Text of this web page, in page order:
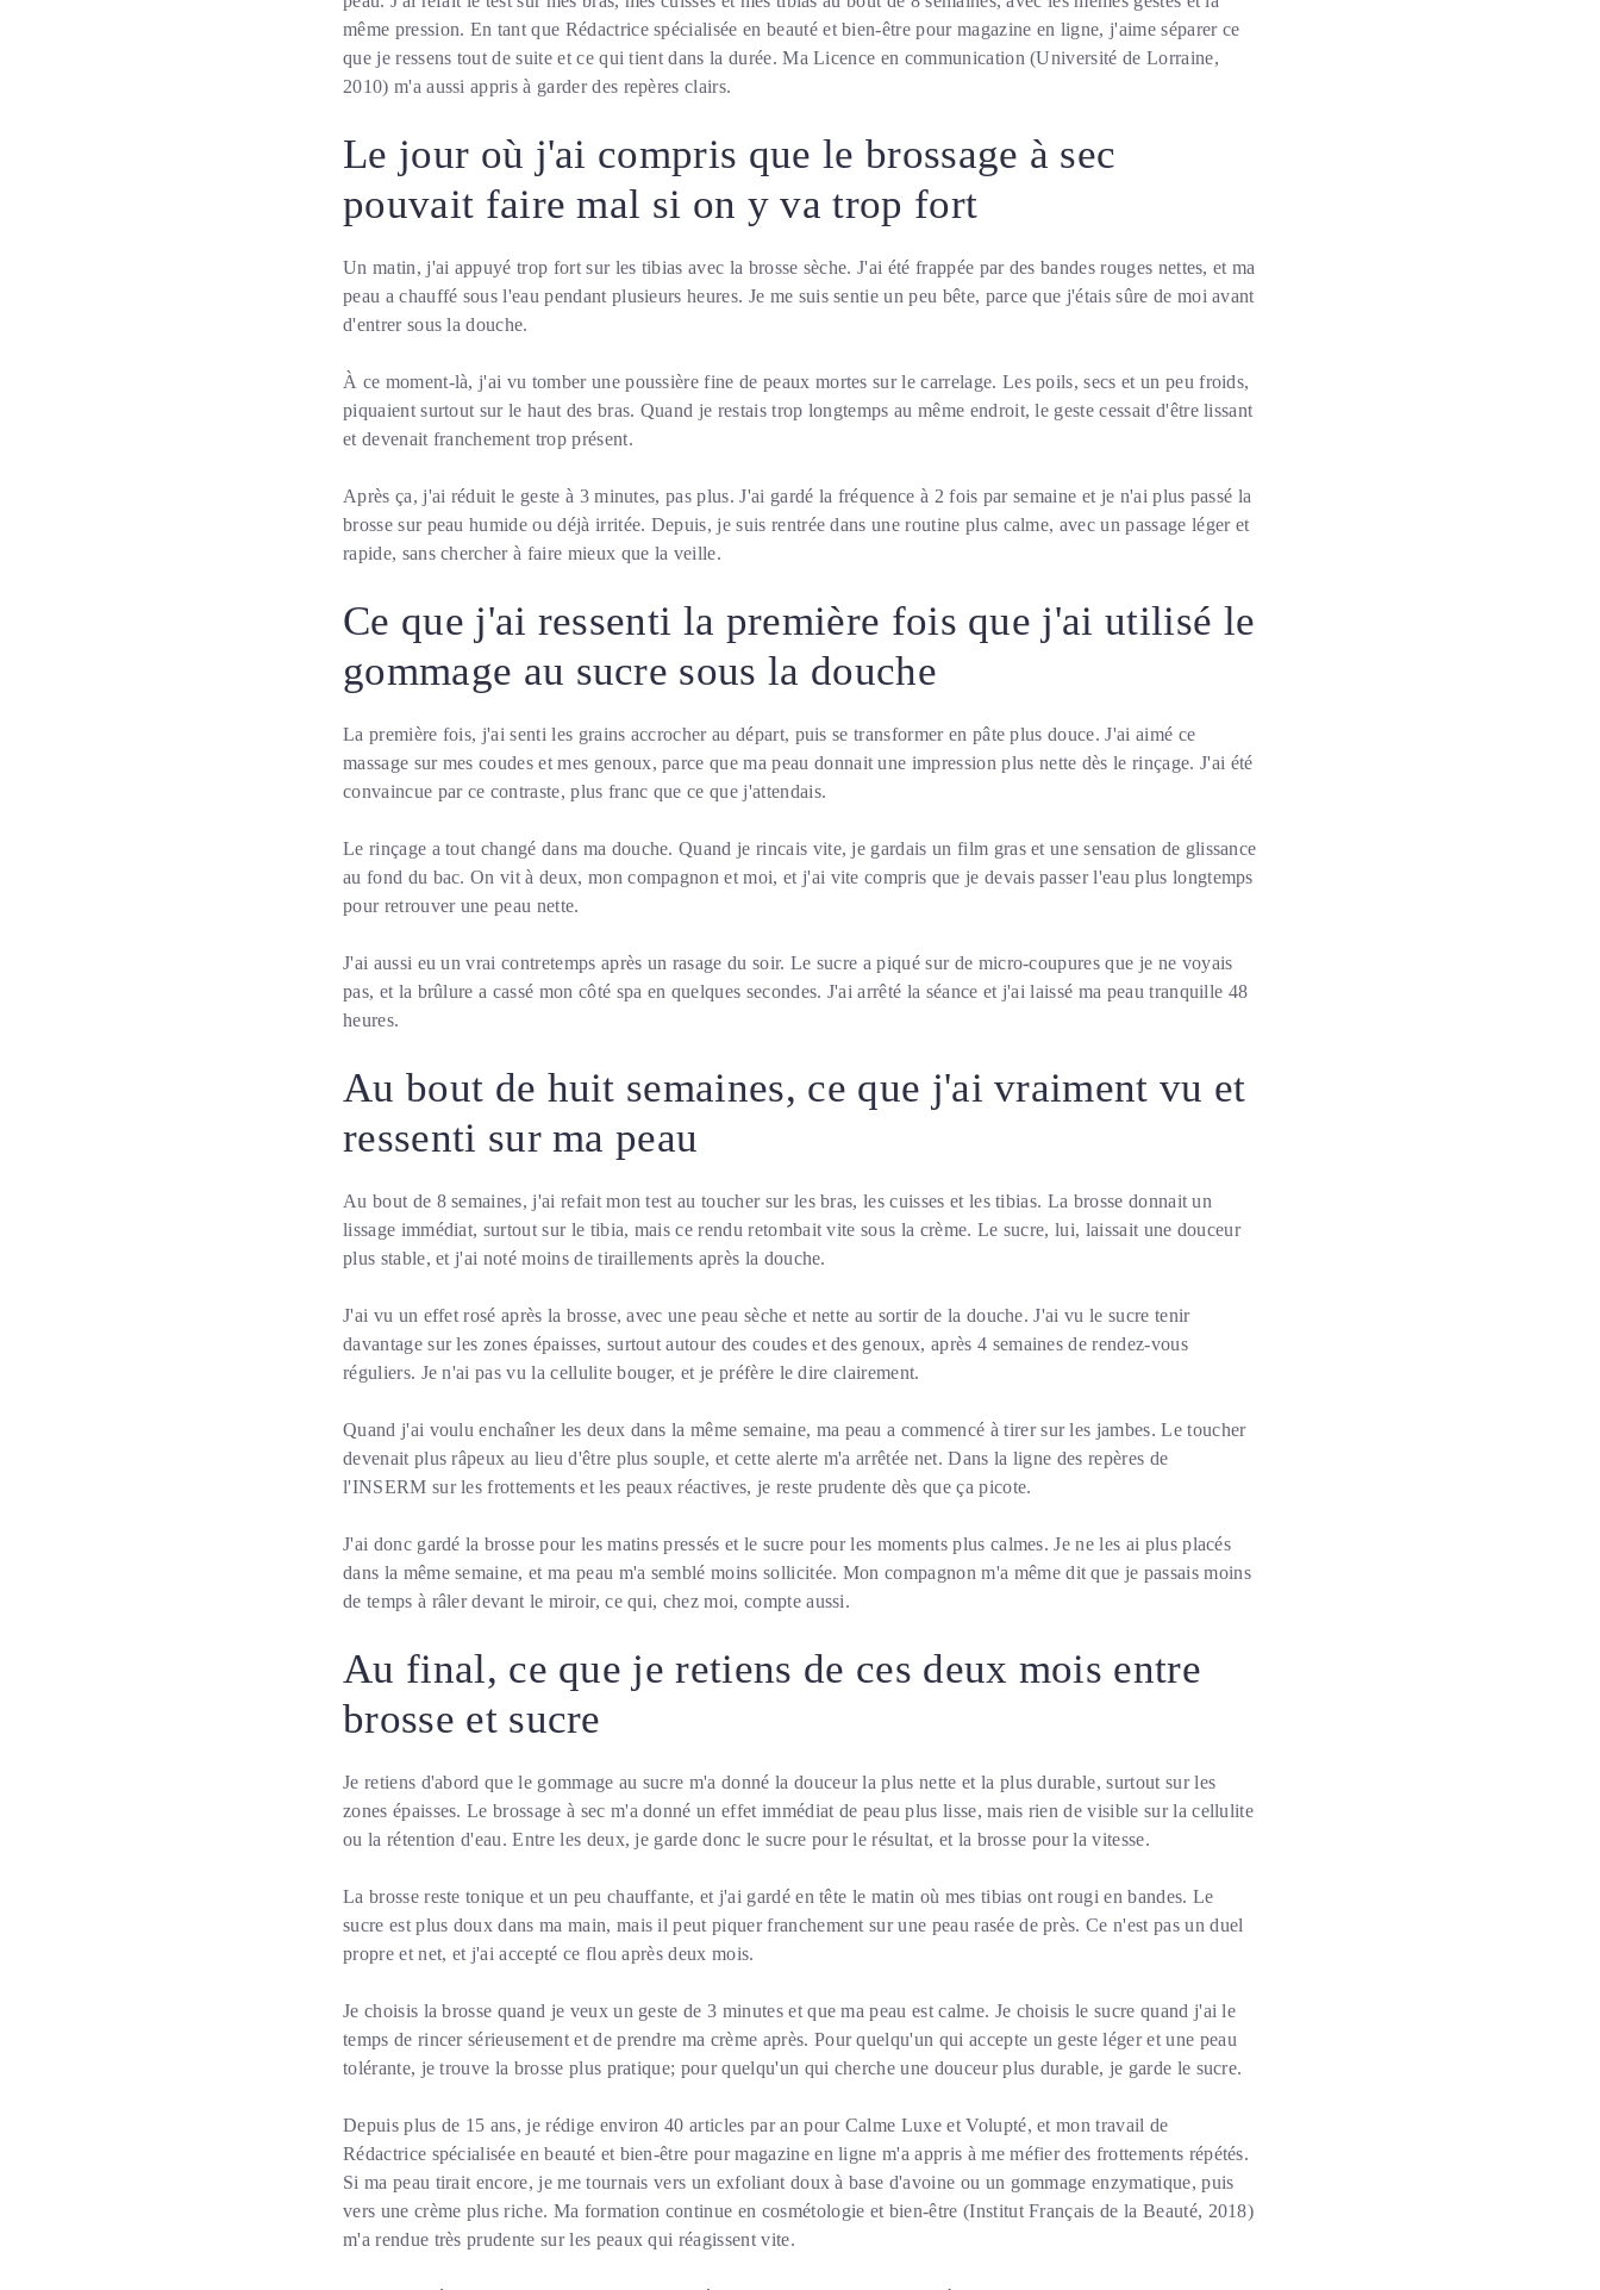
même pression. En tant que Rédactrice spécialisée en beauté et bien-être pour magazine en ligne, j'aime séparer ce
que je ressens tout de suite et ce qui tient dans la durée. Ma Licence en communication (Université de Lorraine,
2010) m'a aussi appris à garder des repères clairs.
Le jour où j'ai compris que le brossage à sec
pouvait faire mal si on y va trop fort
Un matin, j'ai appuyé trop fort sur les tibias avec la brosse sèche. J'ai été frappée par des bandes rouges nettes, et ma
peau a chauffé sous l'eau pendant plusieurs heures. Je me suis sentie un peu bête, parce que j'étais sûre de moi avant
d'entrer sous la douche.
À ce moment-là, j'ai vu tomber une poussière fine de peaux mortes sur le carrelage. Les poils, secs et un peu froids,
piquaient surtout sur le haut des bras. Quand je restais trop longtemps au même endroit, le geste cessait d'être lissant
et devenait franchement trop présent.
Après ça, j'ai réduit le geste à 3 minutes, pas plus. J'ai gardé la fréquence à 2 fois par semaine et je n'ai plus passé la
brosse sur peau humide ou déjà irritée. Depuis, je suis rentrée dans une routine plus calme, avec un passage léger et
rapide, sans chercher à faire mieux que la veille.
Ce que j'ai ressenti la première fois que j'ai utilisé le
gommage au sucre sous la douche
La première fois, j'ai senti les grains accrocher au départ, puis se transformer en pâte plus douce. J'ai aimé ce
massage sur mes coudes et mes genoux, parce que ma peau donnait une impression plus nette dès le rinçage. J'ai été
convaincue par ce contraste, plus franc que ce que j'attendais.
Le rinçage a tout changé dans ma douche. Quand je rincais vite, je gardais un film gras et une sensation de glissance
au fond du bac. On vit à deux, mon compagnon et moi, et j'ai vite compris que je devais passer l'eau plus longtemps
pour retrouver une peau nette.
J'ai aussi eu un vrai contretemps après un rasage du soir. Le sucre a piqué sur de micro-coupures que je ne voyais
pas, et la brûlure a cassé mon côté spa en quelques secondes. J'ai arrêté la séance et j'ai laissé ma peau tranquille 48
heures.
Au bout de huit semaines, ce que j'ai vraiment vu et
ressenti sur ma peau
Au bout de 8 semaines, j'ai refait mon test au toucher sur les bras, les cuisses et les tibias. La brosse donnait un
lissage immédiat, surtout sur le tibia, mais ce rendu retombait vite sous la crème. Le sucre, lui, laissait une douceur
plus stable, et j'ai noté moins de tiraillements après la douche.
J'ai vu un effet rosé après la brosse, avec une peau sèche et nette au sortir de la douche. J'ai vu le sucre tenir
davantage sur les zones épaisses, surtout autour des coudes et des genoux, après 4 semaines de rendez-vous
réguliers. Je n'ai pas vu la cellulite bouger, et je préfère le dire clairement.
Quand j'ai voulu enchaîner les deux dans la même semaine, ma peau a commencé à tirer sur les jambes. Le toucher
devenait plus râpeux au lieu d'être plus souple, et cette alerte m'a arrêtée net. Dans la ligne des repères de
l'INSERM sur les frottements et les peaux réactives, je reste prudente dès que ça picote.
J'ai donc gardé la brosse pour les matins pressés et le sucre pour les moments plus calmes. Je ne les ai plus placés
dans la même semaine, et ma peau m'a semblé moins sollicitée. Mon compagnon m'a même dit que je passais moins
de temps à râler devant le miroir, ce qui, chez moi, compte aussi.
Au final, ce que je retiens de ces deux mois entre
brosse et sucre
Je retiens d'abord que le gommage au sucre m'a donné la douceur la plus nette et la plus durable, surtout sur les
zones épaisses. Le brossage à sec m'a donné un effet immédiat de peau plus lisse, mais rien de visible sur la cellulite
ou la rétention d'eau. Entre les deux, je garde donc le sucre pour le résultat, et la brosse pour la vitesse.
La brosse reste tonique et un peu chauffante, et j'ai gardé en tête le matin où mes tibias ont rougi en bandes. Le
sucre est plus doux dans ma main, mais il peut piquer franchement sur une peau rasée de près. Ce n'est pas un duel
propre et net, et j'ai accepté ce flou après deux mois.
Je choisis la brosse quand je veux un geste de 3 minutes et que ma peau est calme. Je choisis le sucre quand j'ai le
temps de rincer sérieusement et de prendre ma crème après. Pour quelqu'un qui accepte un geste léger et une peau
tolérante, je trouve la brosse plus pratique; pour quelqu'un qui cherche une douceur plus durable, je garde le sucre.
Depuis plus de 15 ans, je rédige environ 40 articles par an pour Calme Luxe et Volupté, et mon travail de
Rédactrice spécialisée en beauté et bien-être pour magazine en ligne m'a appris à me méfier des frottements répétés.
Si ma peau tirait encore, je me tournais vers un exfoliant doux à base d'avoine ou un gommage enzymatique, puis
vers une crème plus riche. Ma formation continue en cosmétologie et bien-être (Institut Français de la Beauté, 2018)
m'a rendue très prudente sur les peaux qui réagissent vite.